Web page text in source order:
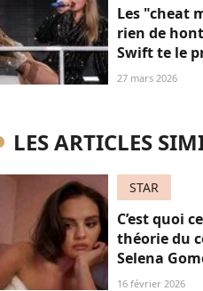
Les "cheat
rien de
Swift te le
points, et tu
27 mars 2026
LES ARTICLES
STAR
C’est quoi
théorie du
Selena
parler
16 février 2026